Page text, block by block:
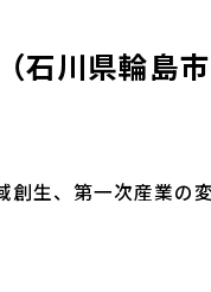
石川県輪島
生、第一次産業の